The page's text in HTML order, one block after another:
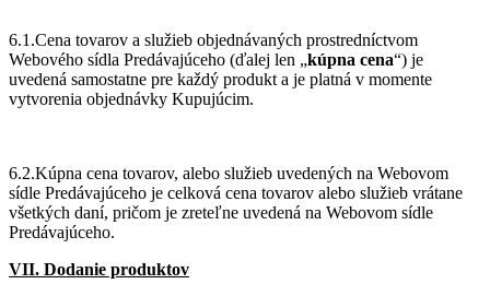
6.1.Cena tovarov a služieb objednávaných prostredníctvom
Webového sídla Predávajúceho (ďalej len „kúpna cena“) je
uvedená samostatne pre každý produkt a je platná v momente
vytvorenia objednávky Kupujúcim.
6.2.Kúpna cena tovarov, alebo služieb uvedených na Webovom
sídle Predávajúceho je celková cena tovarov alebo služieb vrátane
všetkých daní, pričom je zreteľne uvedená na Webovom sídle
Predávajúceho.
VII. Dodanie produktov